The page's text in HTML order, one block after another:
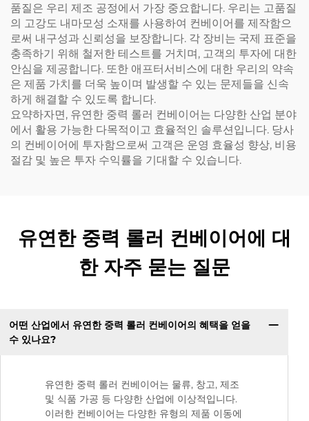
품질은 우리 제조 공정에서 가장 중요합니다. 우리는 고품질
의 고강도 내마모성 소재를 사용하여 컨베이어를 제작함으
로써 내구성과 신뢰성을 보장합니다. 각 장비는 국제 표준을
충족하기 위해 철저한 테스트를 거치며, 고객의 투자에 대한
안심을 제공합니다. 또한 애프터서비스에 대한 우리의 약속
은 제품 가치를 더욱 높이며 발생할 수 있는 문제들을 신속
하게 해결할 수 있도록 합니다.
요약하자면, 유연한 중력 롤러 컨베이어는 다양한 산업 분야
에서 활용 가능한 다목적이고 효율적인 솔루션입니다. 당사
의 컨베이어에 투자함으로써 고객은 운영 효율성 향상, 비용
절감 및 높은 투자 수익률을 기대할 수 있습니다.
유연한 중력 롤러 컨베이어에 대
한 자주 묻는 질문
어떤 산업에서 유연한 중력 롤러 컨베이어의 혜택을 얻을
수 있나요?
유연한 중력 롤러 컨베이어는 물류, 창고, 제조
및 식품 가공 등 다양한 산업에 이상적입니다.
이러한 컨베이어는 다양한 유형의 제품 이동에